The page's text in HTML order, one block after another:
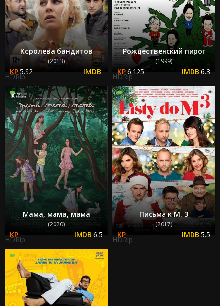
Королева бандитов
(2013)
5.92
HDRip
Рождественский пирог
(1999)
6.125 6.3
HDRip
Мама, мама, мама
(2020)
6.5
HDRip
Письма к М. 3
(2017)
5.5
HDRip